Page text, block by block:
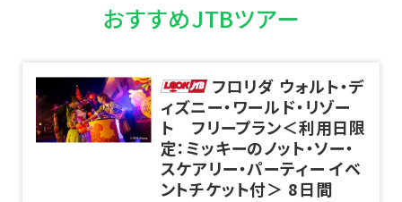
おすすめJTBツアー
フロリダ ウォルト・デ
ィズニー・ワールド・リゾー
ト フリープラン＜利用日限
定：ミッキーのノット・ソー・
スケアリー・パーティー イベ
ントチケット付＞ 8日間